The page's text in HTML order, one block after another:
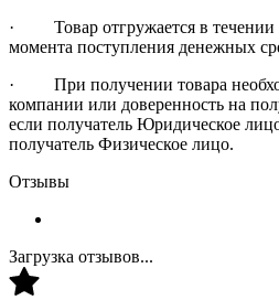
· Товар отгружается в течении
момента поступления денежных
· При получении товара
компании или доверенность на
если получатель Юридическое
получатель Физическое лицо.
Отзывы
Загрузка отзывов...